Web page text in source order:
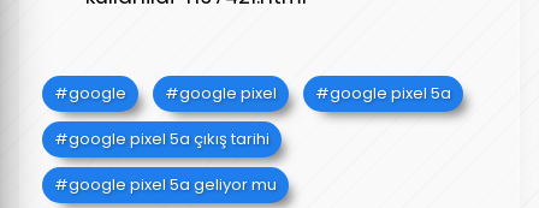
google google pixel
google pixel 5a
google pixel 5a çıkış tarihi
google pixel 5a geliyor mu